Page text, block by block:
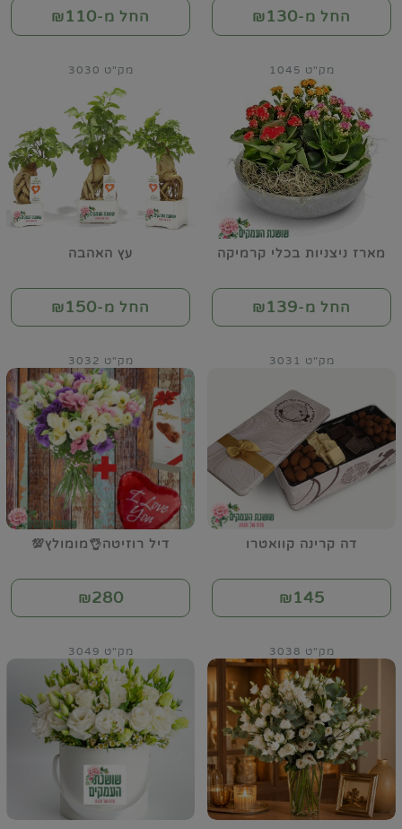
החל מ-₪130 החל מ-₪110
מארז ניצניות בכלי קרמיקה
מק"ט 1045
החל מ-₪139
עץ האהבה
מק"ט 3030
החל מ-₪150
דה קרינה קוואטרו
מק"ט 3031
₪145
דיל רוזיטה👌מומולץ💯
מק"ט 3032
₪280
מק"ט 3038 מק"ט 3049